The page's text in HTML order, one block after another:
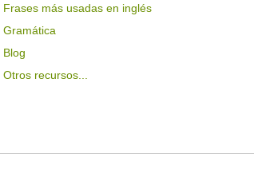
Frases más usadas en inglés
Gramática
Blog
Otros recursos...